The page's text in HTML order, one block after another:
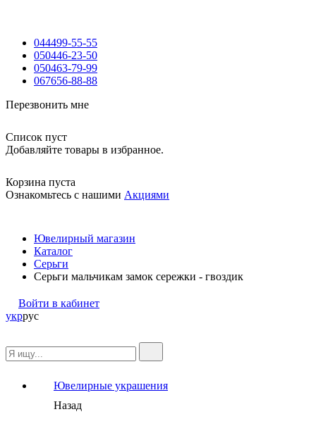
044499-55-55
050446-23-50
050463-79-99
067656-88-88
Перезвонить мне
Список пуст
Добавляйте товары в избранное.
Корзина пуста
Ознакомьтесь с нашими Акциями
Ювелирный магазин
Каталог
Серьги
Серьги мальчикам замок сережки - гвоздик
Войти в кабинет
укррус
Ювелирные украшения
Назад